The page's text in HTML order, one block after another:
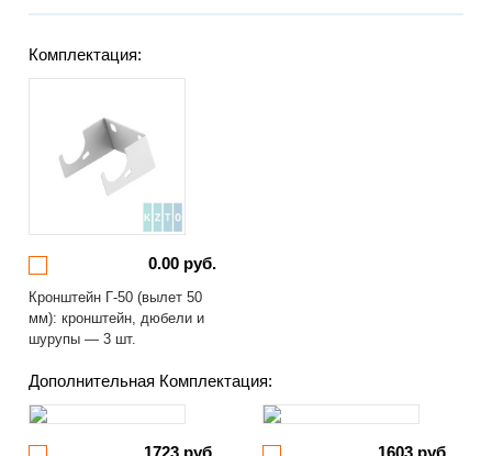
Комплектация:
0.00 руб.
Кронштейн Г-50 (вылет 50
мм): кронштейн, дюбели и
шурупы — 3 шт.
Дополнительная Комплектация:
1723 руб. 1603 руб.